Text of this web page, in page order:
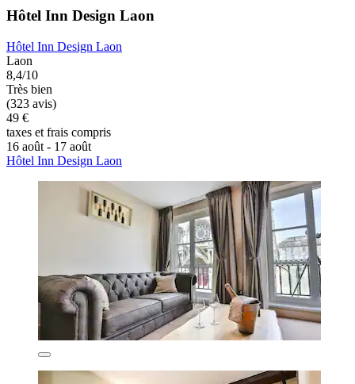
Hôtel Inn Design Laon
Hôtel Inn Design Laon
Laon
8,4/10
Très bien
(323 avis)
49 €
taxes et frais compris
16 août - 17 août
Hôtel Inn Design Laon